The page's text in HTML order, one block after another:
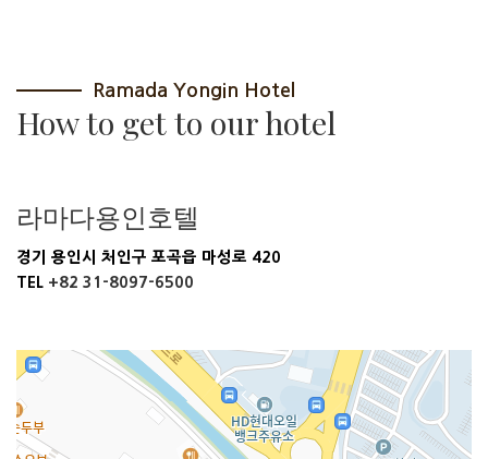
Ramada Yongin Hotel
How to get to our hotel
라마다용인호텔
경기 용인시 처인구 포곡읍 마성로 420
TEL +82 31-8097-6500